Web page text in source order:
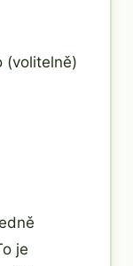
(volitelně)
je